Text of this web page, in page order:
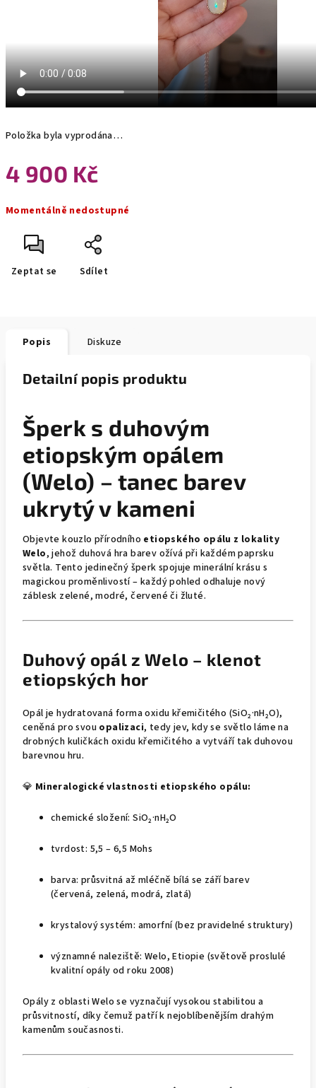
Položka byla vyprodána…
4 900 Kč
cena:
Momentálně nedostupné
Zeptat se Sdílet
Popis Diskuze
Detailní popis produktu
Šperk s duhovým
etiopským opálem
(Welo) – tanec barev
ukrytý v kameni
Objevte kouzlo přírodního etiopského opálu z lokality
Welo, jehož duhová hra barev ožívá při každém paprsku
světla. Tento jedinečný šperk spojuje minerální krásu s
magickou proměnlivostí – každý pohled odhaluje nový
záblesk zelené, modré, červené či žluté.
Duhový opál z Welo – klenot
etiopských hor
Opál je hydratovaná forma oxidu křemičitého (SiO₂·nH₂O),
ceněná pro svou opalizaci, tedy jev, kdy se světlo láme na
drobných kuličkách oxidu křemičitého a vytváří tak duhovou
barevnou hru.
💎 Mineralogické vlastnosti etiopského opálu:
chemické složení: SiO₂·nH₂O
tvrdost: 5,5 – 6,5 Mohs
barva: průsvitná až mléčně bílá se září barev
(červená, zelená, modrá, zlatá)
krystalový systém: amorfní (bez pravidelné struktury)
významné naleziště: Welo, Etiopie (světově proslulé
kvalitní opály od roku 2008)
Opály z oblasti Welo se vyznačují vysokou stabilitou a
průsvitností, díky čemuž patří k nejoblíbenějším drahým
kamenům současnosti.